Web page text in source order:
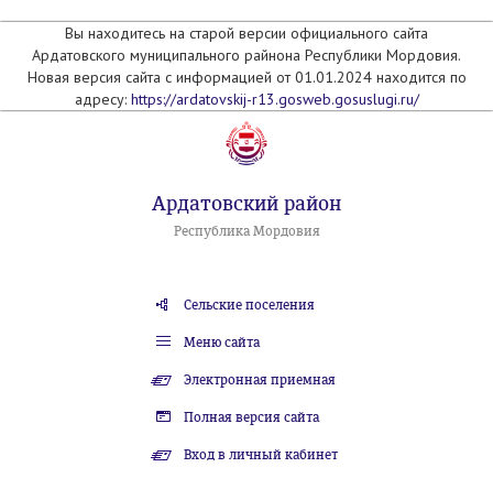
Вы находитесь на старой версии официального сайта
Ардатовского муниципального райнона Республики Мордовия.
Новая версия сайта с информацией от 01.01.2024 находится по
адресу: https://ardatovskij-r13.gosweb.gosuslugi.ru/
Ардатовский район
Республика Мордовия
Сельские поселения
Меню сайта
Электронная приемная
Полная версия сайта
Вход в личный кабинет